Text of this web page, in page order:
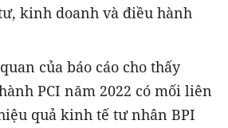
kinh doanh và điều hành
của báo cáo cho thấy
PCI năm 2022 có mối liên
quả kinh tế tư nhân BPI